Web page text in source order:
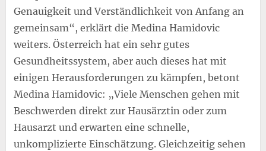
Genauigkeit und Verständlichkeit von Anfang an
gemeinsam“, erklärt die Medina Hamidovic
weiters. Österreich hat ein sehr gutes
Gesundheitssystem, aber auch dieses hat mit
einigen Herausforderungen zu kämpfen, betont
Medina Hamidovic: „Viele Menschen gehen mit
Beschwerden direkt zur Hausärztin oder zum
Hausarzt und erwarten eine schnelle,
unkomplizierte Einschätzung. Gleichzeitig sehen